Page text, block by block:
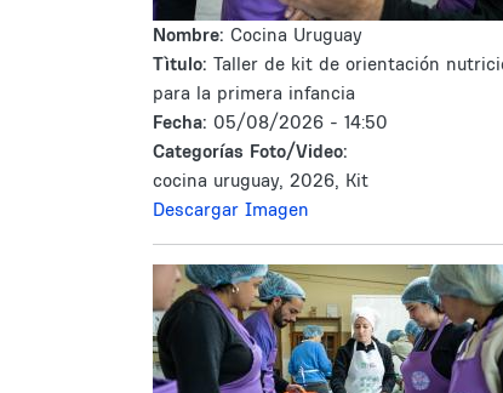
Nombre: Cocina Uruguay
Tìtulo: Taller de kit de orientación
para la primera infancia
Fecha: 05/08/2026 - 14:50
Categorías Foto/Video:
cocina uruguay, 2026, Kit
Descargar Imagen